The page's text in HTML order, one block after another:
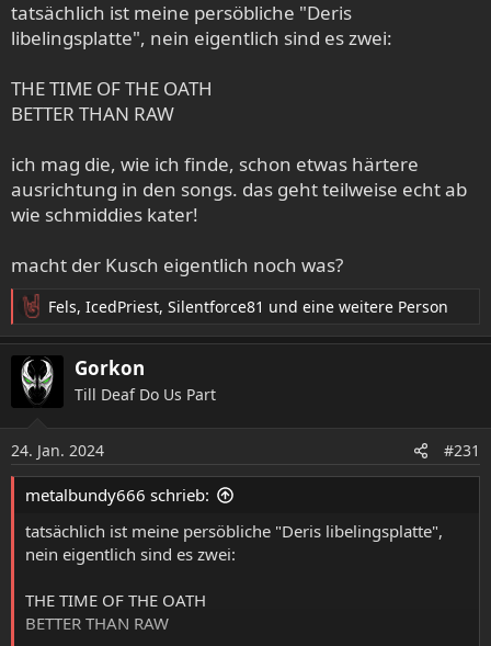
tatsächlich ist meine persöbliche "Deris
libelingsplatte", nein eigentlich sind es zwei:
THE TIME OF THE OATH
BETTER THAN RAW
ich mag die, wie ich finde, schon etwas härtere
ausrichtung in den songs. das geht teilweise echt ab
wie schmiddies kater!
macht der Kusch eigentlich noch was?
R
e
a
k
n
e
n
Fels, IcedPriest, Silentforce81 und eine weitere Person
Gorkon
Till Deaf Do Us Part
24. Jan. 2024 #231
metalbundy666 schrieb:
tatsächlich ist meine persöbliche "Deris libelingsplatte",
nein eigentlich sind es zwei:
THE TIME OF THE OATH
BETTER THAN RAW